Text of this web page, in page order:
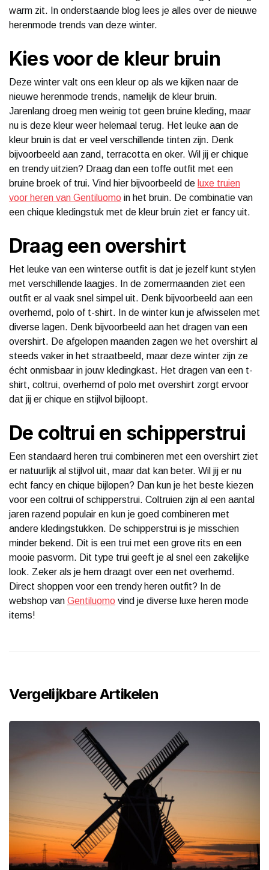
warm zit. In onderstaande blog lees je alles over de nieuwe
herenmode trends van deze winter.
Kies voor de kleur bruin
Deze winter valt ons een kleur op als we kijken naar de
nieuwe herenmode trends, namelijk de kleur bruin.
Jarenlang droeg men weinig tot geen bruine kleding, maar
nu is deze kleur weer helemaal terug. Het leuke aan de
kleur bruin is dat er veel verschillende tinten zijn. Denk
bijvoorbeeld aan zand, terracotta en oker. Wil jij er chique
en trendy uitzien? Draag dan een toffe outfit met een
bruine broek of trui. Vind hier bijvoorbeeld de luxe truien
voor heren van Gentiluomo in het bruin. De combinatie van
een chique kledingstuk met de kleur bruin ziet er fancy uit.
Draag een overshirt
Het leuke van een winterse outfit is dat je jezelf kunt stylen
met verschillende laagjes. In de zomermaanden ziet een
outfit er al vaak snel simpel uit. Denk bijvoorbeeld aan een
overhemd, polo of t-shirt. In de winter kun je afwisselen met
diverse lagen. Denk bijvoorbeeld aan het dragen van een
overshirt. De afgelopen maanden zagen we het overshirt al
steeds vaker in het straatbeeld, maar deze winter zijn ze
écht onmisbaar in jouw kledingkast. Het dragen van een t-
shirt, coltrui, overhemd of polo met overshirt zorgt ervoor
dat jij er chique en stijlvol bijloopt.
De coltrui en schipperstrui
Een standaard heren trui combineren met een overshirt ziet
er natuurlijk al stijlvol uit, maar dat kan beter. Wil jij er nu
echt fancy en chique bijlopen? Dan kun je het beste kiezen
voor een coltrui of schipperstrui. Coltruien zijn al een aantal
jaren razend populair en kun je goed combineren met
andere kledingstukken. De schipperstrui is je misschien
minder bekend. Dit is een trui met een grove rits en een
mooie pasvorm. Dit type trui geeft je al snel een zakelijke
look. Zeker als je hem draagt over een net overhemd.
Direct shoppen voor een trendy heren outfit? In de
webshop van Gentiluomo vind je diverse luxe heren mode
items!
Vergelijkbare Artikelen